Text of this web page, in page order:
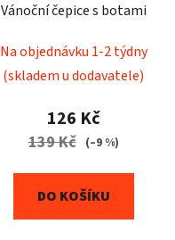
Vánoční čepice s botami
Na objednávku 1-2 týdny
(skladem u dodavatele)
126 Kč
139 Kč (–9 %)
DO KOŠÍKU